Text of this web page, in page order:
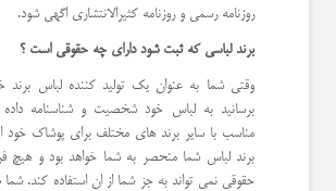
روزنامه رسمی و روزنامه کثیرالانتشاری اگهی شود.
برند لباسی که ثبت شود دارای چه حقوقی است ؟
وقتی شما به عنوان یک تولید کننده لباس برند
برسانید به لباس خود شخصیت و شناسنامه داده
مناسب با سایر برند های مختلف برای پوشاک خود
برند لباس شما منحصر به شما خواهد بود و هیچ
حقوقی نمی تواند به جز شما از ان استفاده کند.